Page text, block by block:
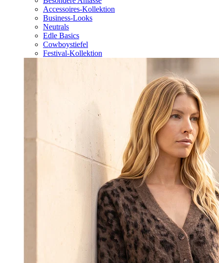
Accessoires-Kollektion
Business-Looks
Neutrals
Edle Basics
Cowboystiefel
Festival-Kollektion